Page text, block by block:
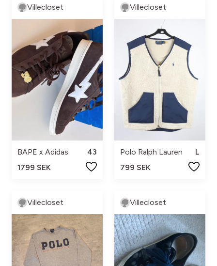
Villecloset
BAPE x Adidas
43
1799 SEK
Villecloset
Polo Ralph Lauren
L
799 SEK
Villecloset Villecloset